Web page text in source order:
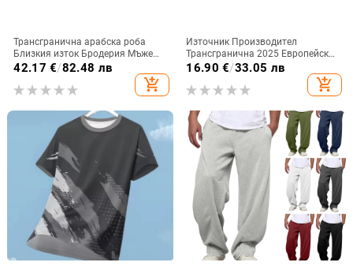
Трансгранична арабска роба
Близкия изток Бродерия Мъже
Мюсюлмански дрехи Хелоуин
42.17 €/82.48 лв
add_shopping_cart
Източник Производител
Трансгранична 2025 Европейска
и американска нова 3D
бързосъхнеща тениска
16.90 €/33.05 лв
add_shopping_cart